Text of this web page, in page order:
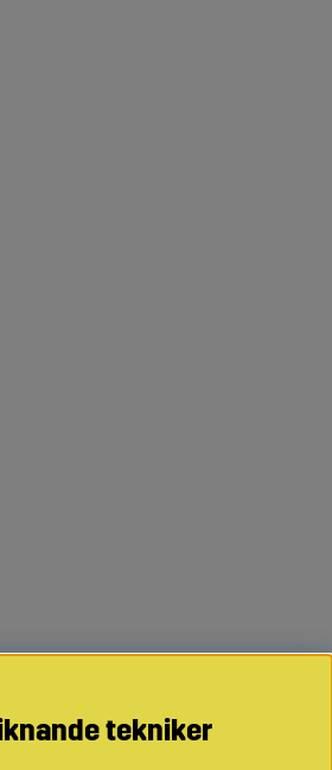
tekniker